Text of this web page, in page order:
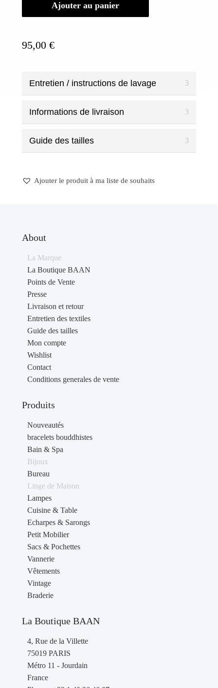
corne
Noir
Ajouter au panier
95,00 €
Entretien / instructions de lavage
Informations de livraison
Guide des tailles
Ajouter le produit à ma liste de souhaits
About
La Marque
La Boutique BAAN
Points de Vente
Presse
Livraison et retour
Entretien des textiles
Guide des tailles
Mon compte
Wishlist
Contact
Conditions generales de vente
Produits
Nouveautés
bracelets bouddhistes
Bain & Spa
Bijoux
Bureau
Linge de Maison
Lampes
Cuisine & Table
Echarpes & Sarongs
Petit Mobilier
Sacs & Pochettes
Vannerie
Vêtements
Vintage
Braderie
La Boutique BAAN
4, Rue de la Villette
75019 PARIS
Métro 11 - Jourdain
France